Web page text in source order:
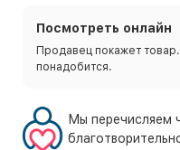
Посмотреть онлайн
Продавец покажет
понадобится.
Мы перечисляем